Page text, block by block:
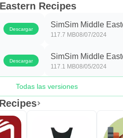
Recipes
Descargar SimSim Middle
117.7 MB08/07/2024
Descargar SimSim Middle
117.1 MB08/05/2024
Todas las versiones